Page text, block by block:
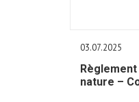
03.07.2025
nature –